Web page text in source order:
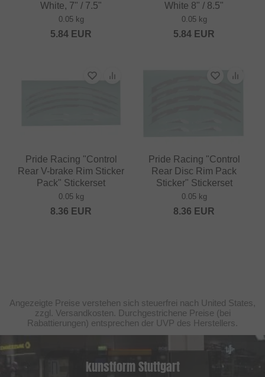
White, 7" / 7.5"
0.05 kg
5.84 EUR
White 8" / 8.5"
0.05 kg
5.84 EUR
Pride Racing "Control
Rear V-brake Rim Sticker
Pack" Stickerset
0.05 kg
8.36 EUR
Pride Racing "Control
Rear Disc Rim Pack
Sticker" Stickerset
0.05 kg
8.36 EUR
Angezeigte Preise verstehen sich steuerfrei nach United States,
zzgl. Versandkosten. Durchgestrichene Preise (bei
Rabattierungen) entsprechen der UVP des Herstellers.
kunstform Stuttgart